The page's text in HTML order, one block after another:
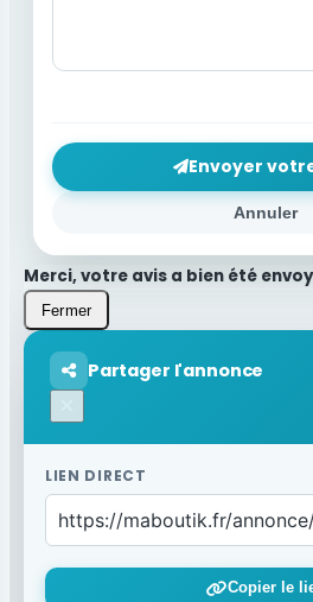
Annuler
Envoyer
Merci, votre avis a bien été
Fermer
Partager l'annonce
LIEN DIRECT
Copier le